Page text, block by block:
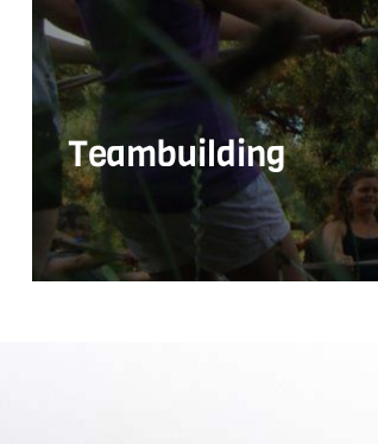
Teambuilding
In der Wildnis natürlich ein Team –
im Unternehmen gemeinsam zum